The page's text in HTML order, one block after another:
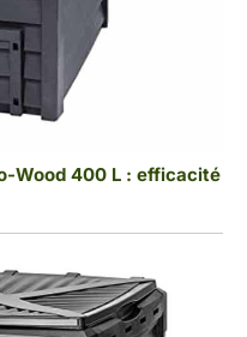
Wood 400 L : efficacité